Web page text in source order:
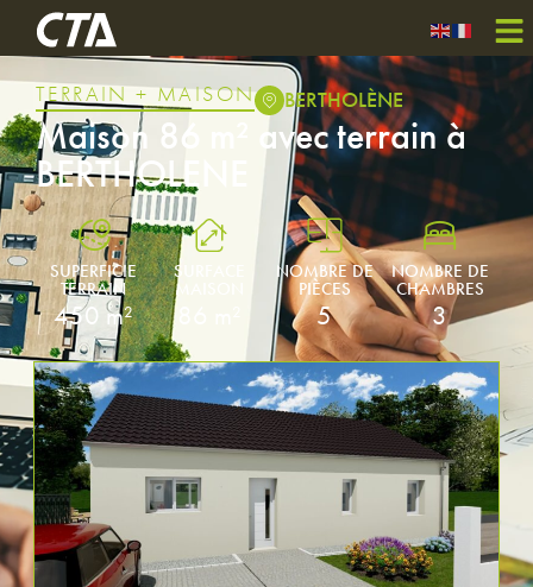
TERRAIN + MAISON BERTHOLÈNE
Maison 86 m² avec terrain à
BERTHOLENE
SUPERFICIE
TERRAIN
450 m²
SURFACE
MAISON
NOMBRE DE
PIÈCES
5
NOMBRE DE
CHAMBRES
3